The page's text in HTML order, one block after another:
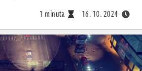
1 minuta 16. 10. 2024